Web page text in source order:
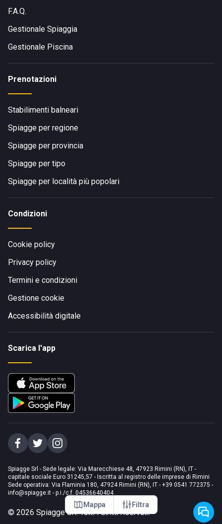
Mappa Filtra
F.A.Q.
Gestionale Spiaggia
Gestionale Piscina
Prenotazioni
Stabilimenti balneari
Spiagge per regione
Spiagge per provincia
Spiagge per tipo
Spiagge per località più popolari
Condizioni
Cookie policy
Privacy policy
Termini e condizioni
Gestione cookie
Accessibilità digitale
Scarica l'app
Spiagge Srl - Sede legale: Via Marecchiese 48, 47923 Rimini (RN), IT -
capitale sociale Euro 31245,57 - Iscritta al registro delle imprese di Rimini
Sede operativa: Via Flaminia 180, 47924 Rimini (RN), IT - +39 0541 772375 -
info@spiagge.it - p.i./c.f. 04536640404
© 2026 Spiagge Srl. Tutti i diritti riservati.